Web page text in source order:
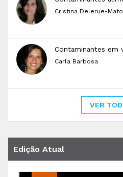
Cristina Delerue-
Contaminantes em
Carla Barbosa
VER
Edição Atual